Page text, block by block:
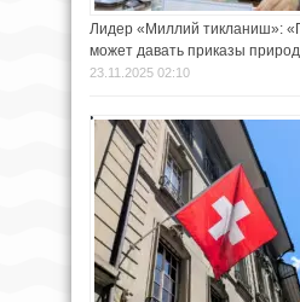
Лидер «Миллий тикланиш»:
может давать приказы
23.11.2025 02:10